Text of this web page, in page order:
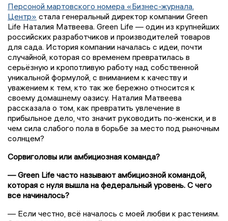
Персоной мартовского номера «Бизнес-журнала.
Центр» стала генеральный директор компании Green
Life Наталия Матвеева. Green Life — один из крупнейших
российских разработчиков и производителей товаров
для сада. История компании началась с идеи, почти
случайной, которая со временем превратилась в
серьёзную и кропотливую работу над собственной
уникальной формулой, с вниманием к качеству и
уважением к тем, кто так же бережно относится к
своему домашнему оазису. Наталия Матвеева
рассказала о том, как превратить увлечение в
прибыльное дело, что значит руководить по-женски, и в
чем сила слабого пола в борьбе за место под рыночным
солнцем?
Сорвиголовы или амбициозная команда?
— Green Life часто называют амбициозной командой,
которая с нуля вышла на федеральный уровень. С чего
все начиналось?
— Если честно, всё началось с моей любви к растениям.